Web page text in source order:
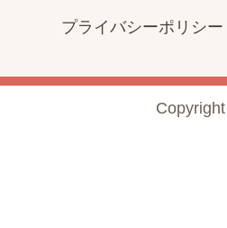
プライバシーポリシー